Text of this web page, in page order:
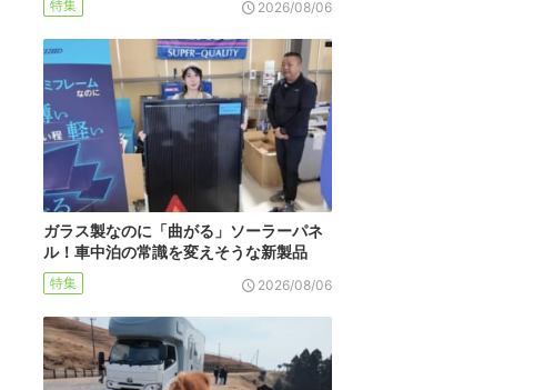
特集 2026/08/06
ガラス製なのに「曲がる」ソーラーパネ
ル！車中泊の常識を変えそうな新製品
特集 2026/08/06